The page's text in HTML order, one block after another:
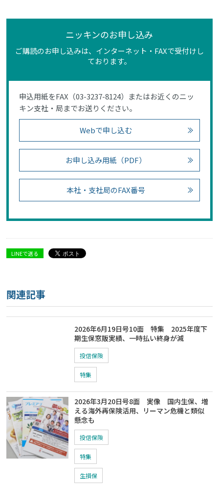
ニッキンのお申し込み
ご購読のお申し込みは、インターネット・FAXで受付けし
ております。
申込用紙をFAX（03-3237-8124）またはお近くのニッ
キン支社・局までお送りください。
Webで申し込む
お申し込み用紙（PDF）
本社・支社局のFAX番号
LINEで送る
関連記事
2026年6月19日号10面 特集 2025年度下
期生保窓販実績、一時払い終身が減
投信保険
特集
2026年3月20日号8面 実像 国内生保、増
える海外再保険活用、リーマン危機と類似
懸念も
投信保険
特集
生損保